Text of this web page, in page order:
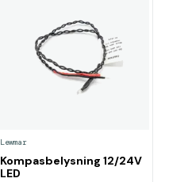
Lewmar
Kompasbelysning 12/24V
LED